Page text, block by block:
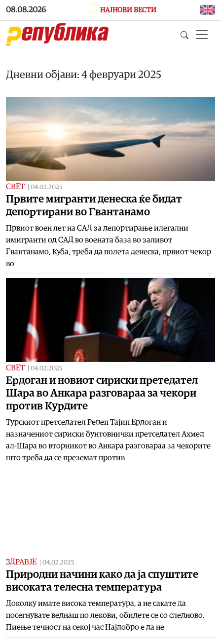
Skip to main content
08.08.2026 НАЈНОВИ ВЕСТИ
Дневни објави: 4 февруари 2025
СВЕТ 04.02.2025
Првите мигранти денеска ќе бидат
депортирани во Гвантанамо
Првиот воен лет на САД за депортирање илегални
имигранти од САД во воената база во заливот
Гвантанамо, Куба, треба да полета денеска, првиот чекор
во
СВЕТ 04.02.2025
Ердоган и новиот сириски претедател
Шара во Анкара разговараа за чекори
против Курдите
Турскиот претседател Реџеп Тајип Ердоган и
назначениот сириски бунтовнички претседател Ахмед
ал-Шара во вторникот во Анкара разговараа за чекорите
што треба да се преземат против
ЗДРАВЈЕ 04.02.2025
Природни начини како да ја спуштите
високата телесна температура
Доколку имате висока температура, а не сакате да
посегнувате веднаш по лекови, обидете се со следново.
Пиење течност на секој час Најдобро е да не